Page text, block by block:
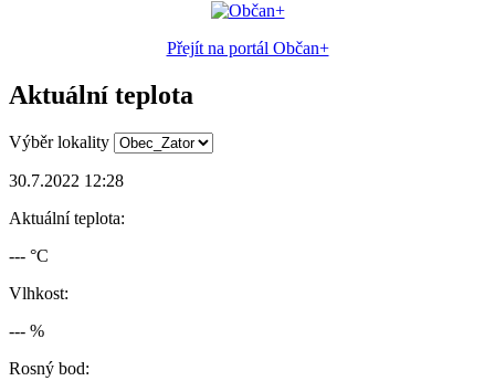
Přejít na portál Občan+
Aktuální teplota
Výběr lokality
30.7.2022 12:28
Aktuální teplota:
--- °C
Vlhkost:
--- %
Rosný bod: